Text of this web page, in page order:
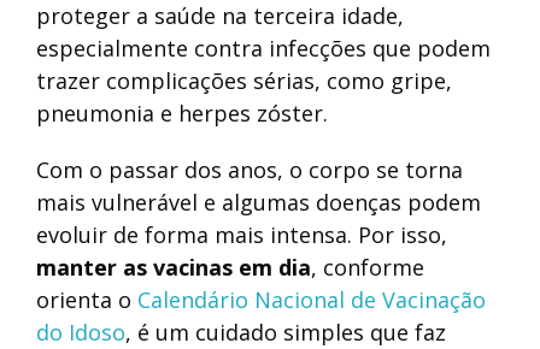
proteger a saúde na terceira idade,
especialmente contra infecções que podem
trazer complicações sérias, como gripe,
pneumonia e herpes zóster.
Com o passar dos anos, o corpo se torna
mais vulnerável e algumas doenças podem
evoluir de forma mais intensa. Por isso,
manter as vacinas em dia, conforme
orienta o Calendário Nacional de Vacinação
do Idoso, é um cuidado simples que faz